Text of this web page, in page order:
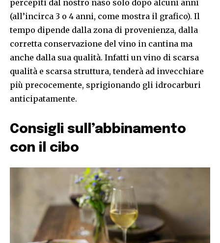
percepiti dal nostro naso solo dopo alcuni anni
(all’incirca 3 o 4 anni, come mostra il grafico). Il
tempo dipende dalla zona di provenienza, dalla
corretta conservazione del vino in cantina ma
anche dalla sua qualità. Infatti un vino di scarsa
qualità e scarsa struttura, tenderà ad invecchiare
più precocemente, sprigionando gli idrocarburi
anticipatamente.
Consigli sull’abbinamento
con il cibo